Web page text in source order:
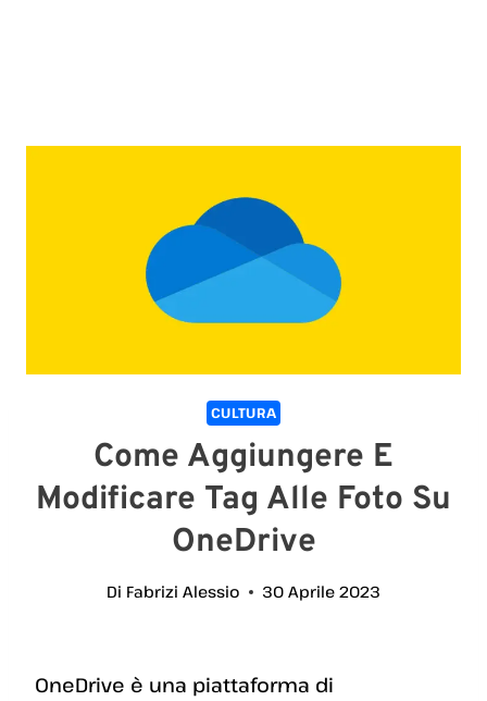
CULTURA
Come Aggiungere E
Modificare Tag Alle Foto Su
OneDrive
Di Fabrizi Alessio 30 Aprile 2023
OneDrive è una piattaforma di